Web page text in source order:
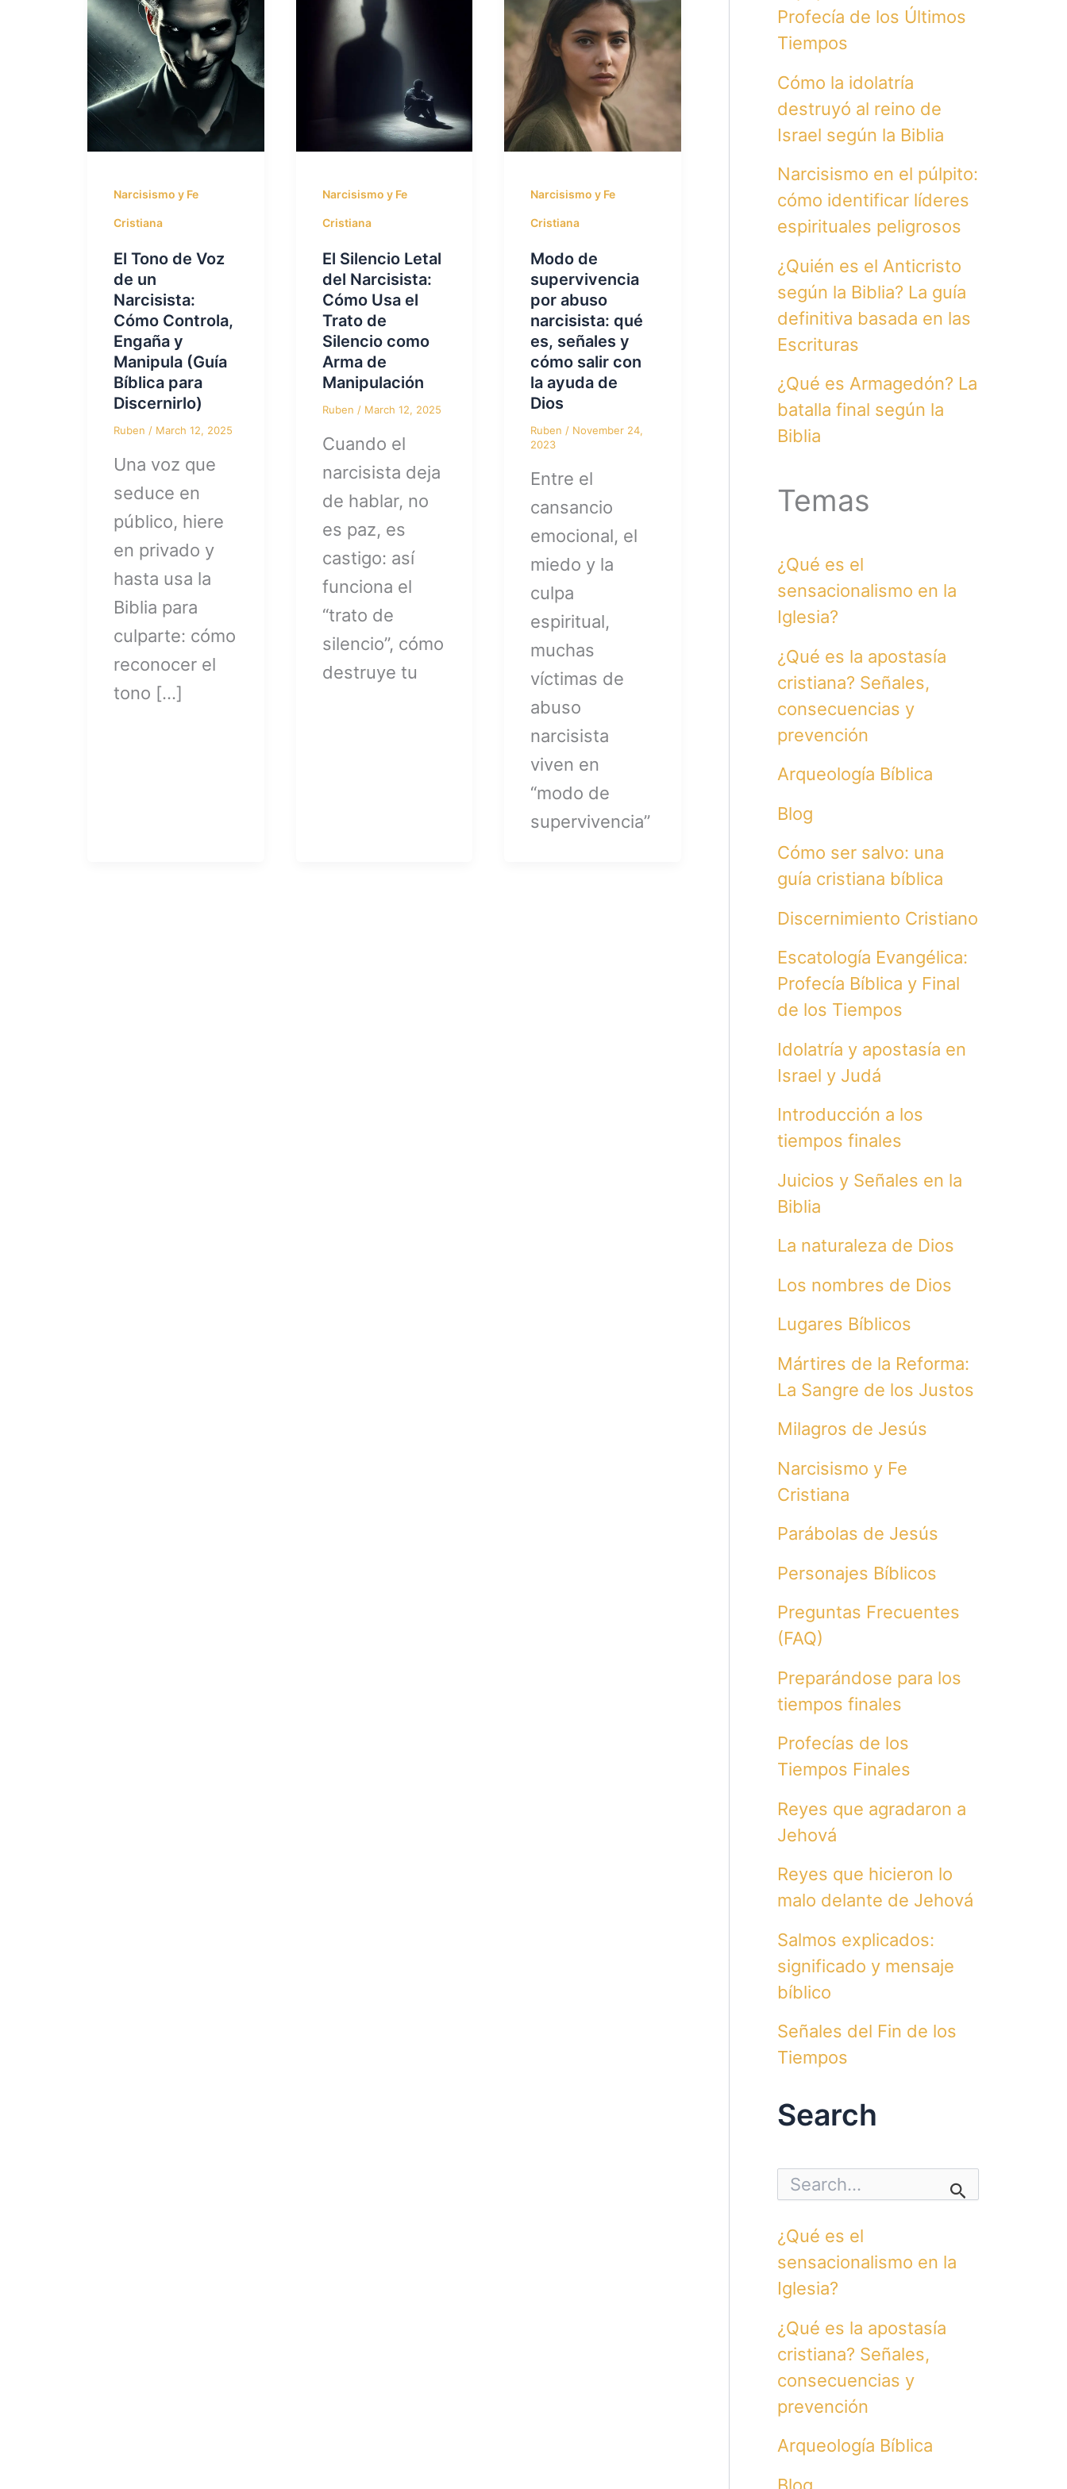
Narcisismo y Fe
Cristiana
El Tono de Voz
de un
Narcisista:
Cómo Controla,
Engaña y
Manipula (Guía
Bíblica para
Discernirlo)
Ruben / March 12, 2025
Una voz que
seduce en
público, hiere
en privado y
hasta usa la
Biblia para
culparte: cómo
reconocer el
tono […]
Narcisismo y Fe
Cristiana
El Silencio Letal
del Narcisista:
Cómo Usa el
Trato de
Silencio como
Arma de
Manipulación
Ruben / March 12, 2025
Cuando el
narcisista deja
de hablar, no
es paz, es
castigo: así
funciona el
“trato de
silencio”, cómo
destruye tu
Narcisismo y Fe
Cristiana
Modo de
supervivencia
por abuso
narcisista: qué
es, señales y
cómo salir con
la ayuda de
Dios
Ruben/ November 24,
2023
Entre el
cansancio
emocional, el
miedo y la
culpa
espiritual,
muchas
víctimas de
abuso
narcisista
viven en
“modo de
supervivencia”
Profecía de los Últimos
Tiempos
Cómo la idolatría
destruyó al reino de
Israel según la Biblia
Narcisismo en el púlpito:
cómo identificar líderes
espirituales peligrosos
¿Quién es el Anticristo
según la Biblia? La guía
definitiva basada en las
Escrituras
¿Qué es Armagedón? La
batalla final según la
Biblia
Temas
¿Qué es el
sensacionalismo en la
Iglesia?
¿Qué es la apostasía
cristiana? Señales,
consecuencias y
prevención
Arqueología Bíblica
Blog
Cómo ser salvo: una
guía cristiana bíblica
Discernimiento Cristiano
Escatología Evangélica:
Profecía Bíblica y Final
de los Tiempos
Idolatría y apostasía en
Israel y Judá
Introducción a los
tiempos finales
Juicios y Señales en la
Biblia
La naturaleza de Dios
Los nombres de Dios
Lugares Bíblicos
Mártires de la Reforma:
La Sangre de los Justos
Milagros de Jesús
Narcisismo y Fe
Cristiana
Parábolas de Jesús
Personajes Bíblicos
Preguntas Frecuentes
(FAQ)
Preparándose para los
tiempos finales
Profecías de los
Tiempos Finales
Reyes que agradaron a
Jehová
Reyes que hicieron lo
malo delante de Jehová
Salmos explicados:
significado y mensaje
bíblico
Señales del Fin de los
Tiempos
Search
S
c
f
o
¿Qué es el
sensacionalismo en la
Iglesia?
¿Qué es la apostasía
cristiana? Señales,
consecuencias y
prevención
Arqueología Bíblica